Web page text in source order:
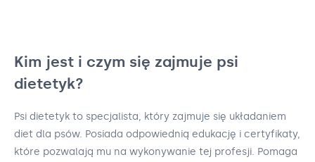
Kim jest i czym się zajmuje psi
dietetyk?
Psi dietetyk to specjalista, który zajmuje się układaniem
diet dla psów. Posiada odpowiednią edukację i certyfikaty,
które pozwalają mu na wykonywanie tej profesji. Pomaga